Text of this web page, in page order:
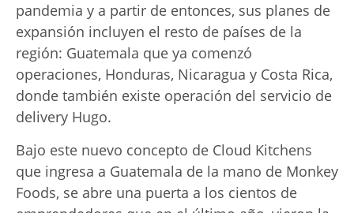
pandemia y a partir de entonces, sus planes de
expansión incluyen el resto de países de la
región: Guatemala que ya comenzó
operaciones, Honduras, Nicaragua y Costa Rica,
donde también existe operación del servicio de
delivery Hugo.
Bajo este nuevo concepto de Cloud Kitchens
que ingresa a Guatemala de la mano de Monkey
Foods, se abre una puerta a los cientos de